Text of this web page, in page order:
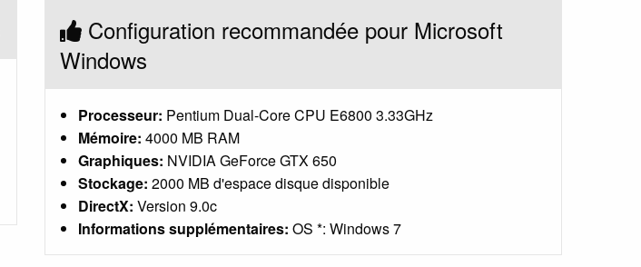
Configuration recommandée pour Microsoft
Windows
Processeur: Pentium Dual-Core CPU E6800 3.33GHz
Mémoire: 4000 MB RAM
Graphiques: NVIDIA GeForce GTX 650
Stockage: 2000 MB d'espace disque disponible
DirectX: Version 9.0c
Informations supplémentaires: OS *: Windows 7